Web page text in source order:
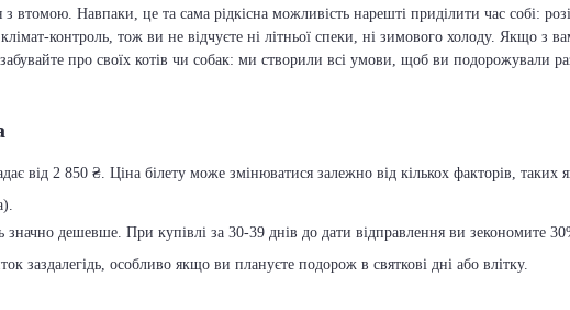
втомою. Навпаки, це та сама рідкісна можливість нарешті приділити час собі:
контроль, тож ви не відчуєте ні літньої спеки, ні зимового холоду. Якщо з
про своїх котів чи собак: ми створили всі умови, щоб ви подорожували
від 2 850 ₴. Ціна білету може змінюватися залежно від кількох факторів, таких
значно дешевше. При купівлі за 30-39 днів до дати відправлення ви зекономите
особливо якщо ви плануєте подорож в святкові дні або влітку.